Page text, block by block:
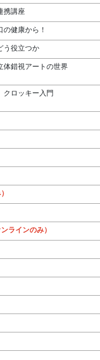
携講座
健康から！
役立つか
錯視アートの世界
ロッキー入門
ンラインのみ）